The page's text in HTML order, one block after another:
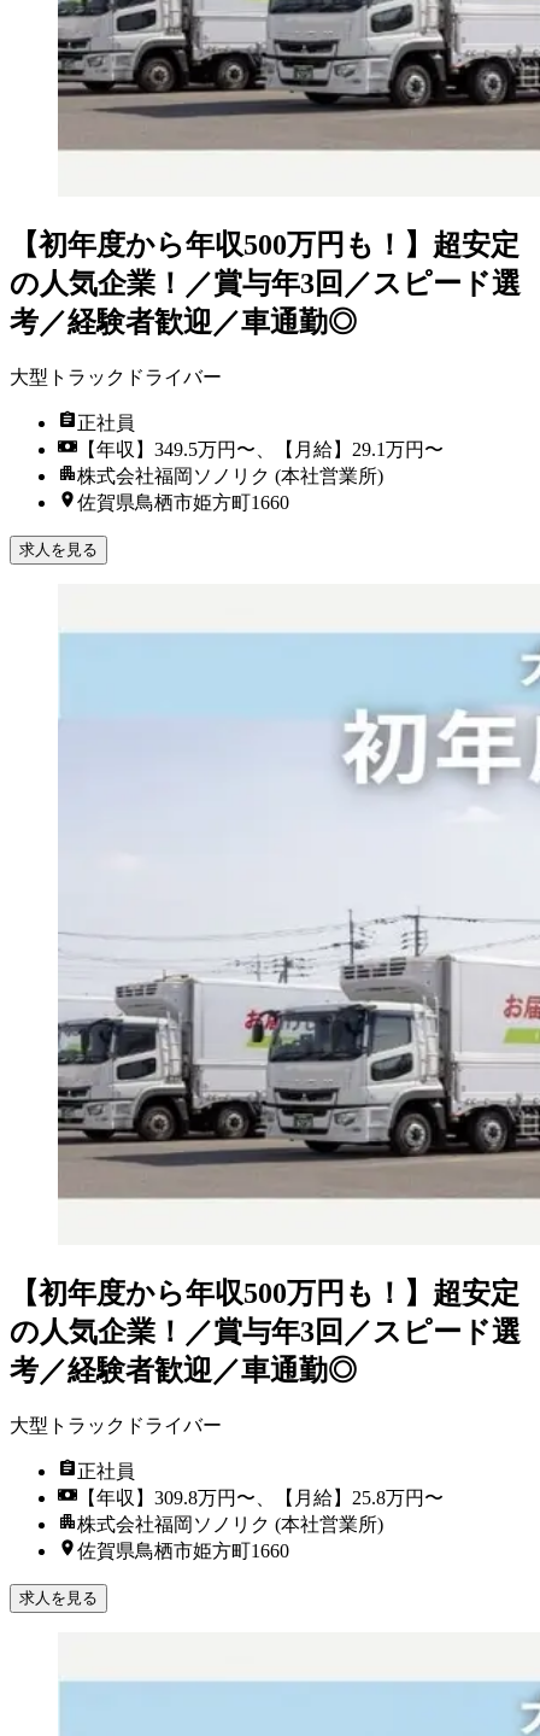
【初年度から年収500万円も！】超安定
の人気企業！／賞与年3回／スピード選
考／経験者歓迎／車通勤◎
大型トラックドライバー
正社員
【年収】349.5万円〜、【月給】29.1万円〜
株式会社福岡ソノリク (本社営業所)
佐賀県鳥栖市姫方町1660
求人を見る
【初年度から年収500万円も！】超安定
の人気企業！／賞与年3回／スピード選
考／経験者歓迎／車通勤◎
大型トラックドライバー
正社員
【年収】309.8万円〜、【月給】25.8万円〜
株式会社福岡ソノリク (本社営業所)
佐賀県鳥栖市姫方町1660
求人を見る